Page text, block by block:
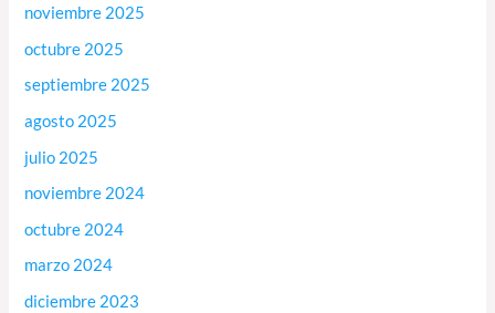
noviembre 2025
octubre 2025
septiembre 2025
agosto 2025
julio 2025
noviembre 2024
octubre 2024
marzo 2024
diciembre 2023